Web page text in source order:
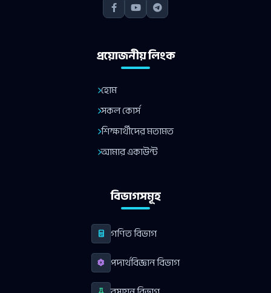
প্রয়োজনীয় লিংক
হোম
সকল কোর্স
শিক্ষার্থীদের মতামত
আমার একাউন্ট
বিভাগসমূহ
গণিত বিভাগ
পদার্থবিজ্ঞান বিভাগ